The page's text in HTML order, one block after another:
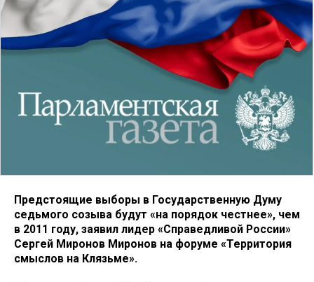
Предстоящие выборы в Государственную Думу
седьмого созыва будут «на порядок честнее», чем
в 2011 году, заявил лидер «Справедливой России»
Сергей Миронов Миронов на форуме «Территория
смыслов на Клязьме».